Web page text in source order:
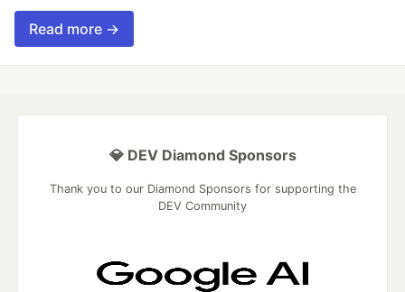
Read more →
💎 DEV Diamond Sponsors
Thank you to our Diamond Sponsors for supporting the
DEV Community